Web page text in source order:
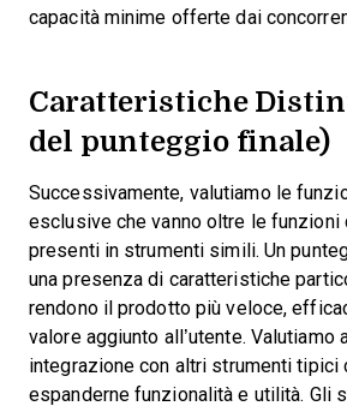
capacità minime offerte dai
Caratteristiche
del punteggio finale)
Successivamente, valutiamo le
esclusive che vanno oltre le funzioni
presenti in strumenti simili. Un
una presenza di caratteristiche
rendono il prodotto più veloce,
valore aggiunto all’utente. Valutiamo
integrazione con altri strumenti tipici
espanderne funzionalità e utilità. Gli